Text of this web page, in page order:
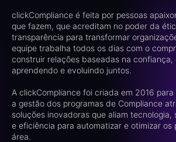
clickCompliance é feita por pessoas
que fazem, que acreditam no poder da
transparência para transformar
equipe trabalha todos os dias com o
construir relações baseadas na confiança,
aprendendo e evoluindo juntos.
A clickCompliance foi criada em 2016
a gestão dos programas de Compliance
soluções inovadoras que aliam tecnologia,
e eficiência para automatizar e otimizar os
área.